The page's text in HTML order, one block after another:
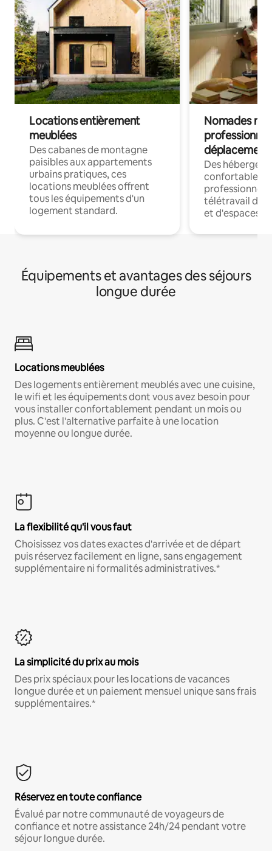
Locations entièrement
meublées
Des cabanes de montagne
paisibles aux appartements
urbains pratiques, ces
locations meublées offrent
tous les équipements d'un
logement standard.
Nomades
déplacement
Des
confortables
professionnels
télétravail
et d'espaces
Équipements et avantages des séjours
longue durée
Locations meublées
Des logements entièrement meublés avec une cuisine,
le wifi et les équipements dont vous avez besoin pour
vous installer confortablement pendant un mois ou
plus. C'est l'alternative parfaite à une location
moyenne ou longue durée.
La flexibilité qu'il vous faut
Choisissez vos dates exactes d'arrivée et de départ
puis réservez facilement en ligne, sans engagement
supplémentaire ni formalités administratives.*
La simplicité du prix au mois
Des prix spéciaux pour les locations de vacances
longue durée et un paiement mensuel unique sans frais
supplémentaires.*
Réservez en toute confiance
Évalué par notre communauté de voyageurs de
confiance et notre assistance 24h/24 pendant votre
séjour longue durée.